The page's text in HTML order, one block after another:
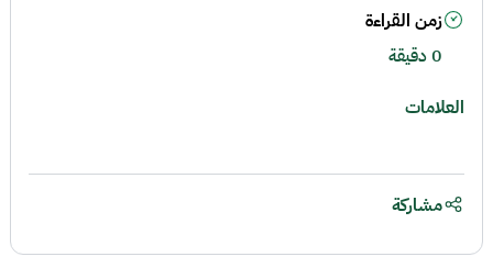
زمن القراءة
0 دقيقة
العلامات
مشاركة